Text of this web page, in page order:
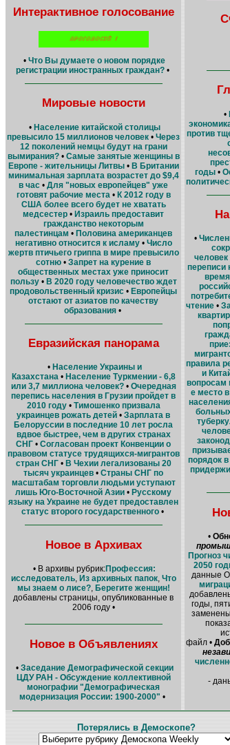
Интерактивное голосование
• Что Вы думаете о новом порядке
регистрации иностранных граждан?•
Мировые новости
• Население китайской столицы
превысило 15 миллионов человек • Через
12 поколений немцы будут на грани
вымирания?• Самые занятые женщины в
Европе - жительницы Литвы• В Британии
минимальная зарплата возрастет до $9,4
в час • Для "новых европейцев" уже
готовят рабочие места • К 2012 году в
США более всего будет не хватать
медсестер • Израиль предоставит
гражданство некоторым
палестинцам • Половина американцев
негативно относится к исламу• Число
жертв птичьего гриппа в мире превысило
сотню • Запрет на курение в
общественных местах уже приносит
пользу• В 2020 году человечество ждет
продовольственный кризис • Европейцы
отстают от азиатов по качеству
образования•
Евразийская панорама
• Население Украины и
Казахстана• Население Туркмении - 6,8
или 3,7 миллиона человек?• Очередная
перепись населения в Грузии пройдет в
2010 году• Тимошенко призвала
украинцев рожать детей • Зарплата в
Белоруссии в последние 10 лет росла
вдвое быстрее, чем в других странах
СНГ • Согласован проект Конвенции о
правовом статусе трудящихся-мигрантов
стран СНГ• В Чехии легализованы 20
тысяч украинцев • Страны СНГ по
масштабам торговли людьми уступают
лишь Юго-Восточной Азии • Русскому
языку на Украине не будет предоставлен
статус второго государственного•
Новое в Архивах
• В архивы рубрик:Профессия:
исследователь, Из архивных папок, Что
мы знаем о лисе?, Берегите женщин!
добавлены страницы, опубликованные в
2006 году •
Новое в Объявлениях
• Заседание Демографической секции
ЦДУ РАН - Обсуждение коллективной
монографии "Демографическая
модернизация России: 1900-2000" •
•
против
годы•
•
человек
переписи
чтение •
правила
и
вопросам
е место
порядок
•
Прогноз
2050
данные
годы,
файл •
-
Потерялись в Демоскопе?